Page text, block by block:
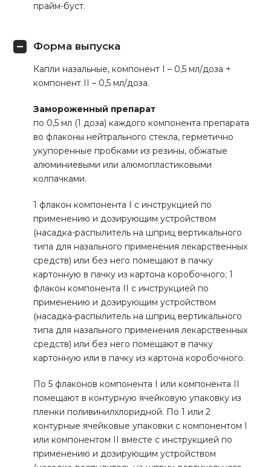
прайм-буст.
Форма выпуска
Капли назальные, компонент I – 0,5 мл/доза +
компонент II – 0,5 мл/доза.
Замороженный препарат
по 0,5 мл (1 доза) каждого компонента препарата
во флаконы нейтрального стекла, герметично
укупоренные пробками из резины, обжатые
алюминиевыми или алюмопластиковыми
колпачками.
1 флакон компонента I с инструкцией по
применению и дозирующим устройством
(насадка-распылитель на шприц вертикального
типа для назального применения лекарственных
средств) или без него помещают в пачку
картонную в пачку из картона коробочного; 1
флакон компонента II с инструкцией по
применению и дозирующим устройством
(насадка-распылитель на шприц вертикального
типа для назального применения лекарственных
средств) или без него помещают в пачку
картонную или в пачку из картона коробочного.
По 5 флаконов компонента I или компонента II
помещают в контурную ячейковую упаковку из
пленки поливинилхлоридной. По 1 или 2
контурные ячейковые упаковки с компонентом I
или компонентом II вместе с инструкцией по
применению и дозирующим устройством